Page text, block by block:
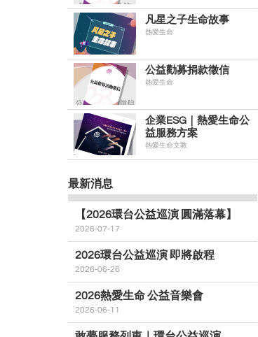
凡星之子生命故事
熱愛生命
公益勸募捐款徵信
熱愛生命
企業ESG｜熱愛生命公
益服務方案
熱愛生命文教
最新消息
【2026環台公益巡演 圓滿落幕】
2026-07-17
2026環台公益巡演 即將啟程
2026-06-26
2026熱愛生命 公益音樂會
2026-06-11